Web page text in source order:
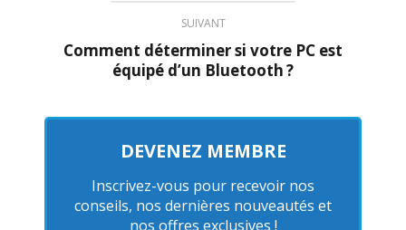
SUIVANT
Comment déterminer si votre PC est
équipé d’un Bluetooth ?
DEVENEZ MEMBRE
Inscrivez-vous pour recevoir nos
conseils, nos dernières nouveautés et
nos offres exclusives !